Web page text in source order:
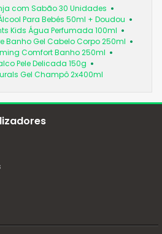
com Sabão 30 Unidades
Para Bebés 50ml + Doudou
Kids Água Perfumada 100ml
Banho Gel Cabelo Corpo 250ml
Comfort Banho 250ml
Pele Delicada 150g
Gel Champô 2x400ml